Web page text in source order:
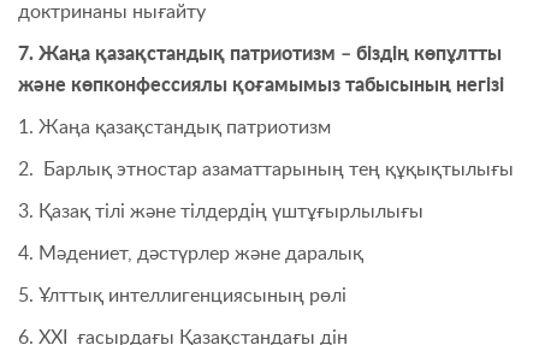
доктринаны нығайту
7. Жаңа қазақстандық патриотизм – біздің көпұлтты
және көпконфессиялы қоғамымыз табысының негізі
1. Жаңа қазақстандық патриотизм
2. Барлық этностар азаматтарының тең құқықтылығы
3. Қазақ тілі және тілдердің үштұғырлылығы
4. Мәдениет, дәстүрлер және даралық
5. Ұлттық интеллигенциясының рөлі
6. ХХІ ғасырдағы Қазақстандағы дін